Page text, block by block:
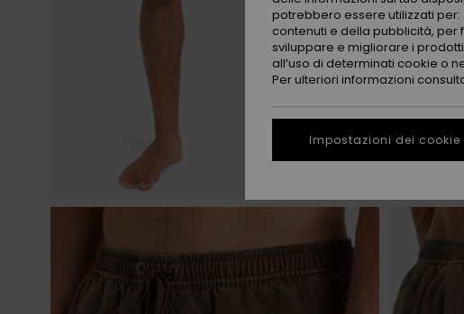
potrebbero essere utilizzati
contenuti e della pubblicità,
sviluppare e migliorare i
all’uso di determinati cookie o
Per ulteriori informazioni
Impostazioni dei cookie